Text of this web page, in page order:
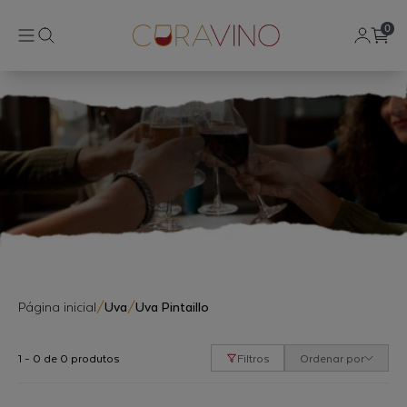
0
Página inicial/Uva/Uva Pintaillo
1 - 0 de 0 produtos Filtros Ordenar por